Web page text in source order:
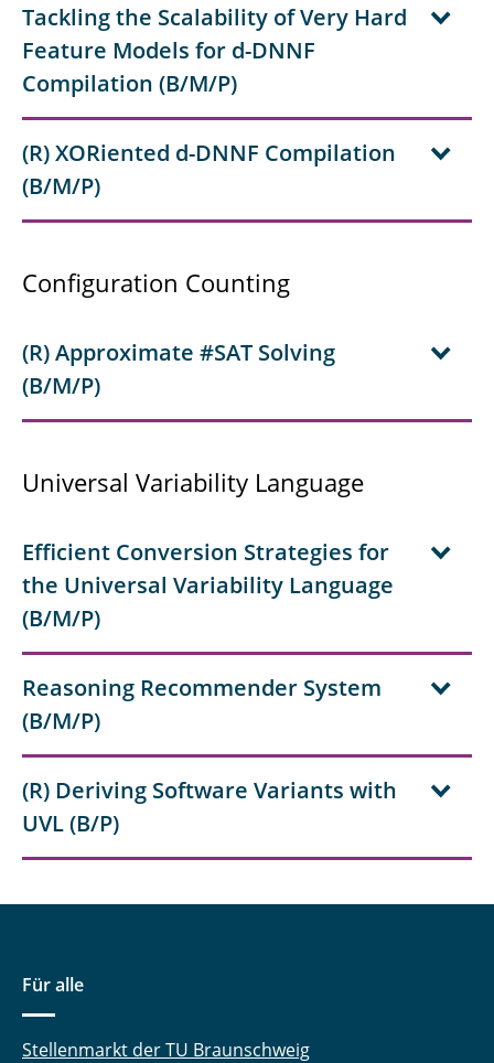
Tackling the Scalability of Very Hard
Feature Models for d-DNNF
Compilation (B/M/P)
(R) XORiented d-DNNF Compilation
(B/M/P)
Configuration Counting
(R) Approximate #SAT Solving
(B/M/P)
Universal Variability Language
Efficient Conversion Strategies for
the Universal Variability Language
(B/M/P)
Reasoning Recommender System
(B/M/P)
(R) Deriving Software Variants with
UVL (B/P)
Für alle
Stellenmarkt der TU Braunschweig